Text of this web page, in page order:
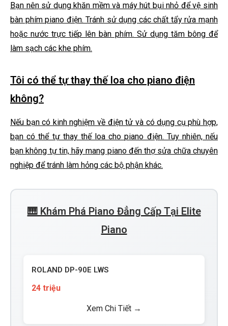
Bạn nên sử dụng khăn mềm và máy hút bụi nhỏ để vệ sinh
bàn phím piano điện. Tránh sử dụng các chất tẩy rửa mạnh
hoặc nước trực tiếp lên bàn phím. Sử dụng tăm bông để
làm sạch các khe phím.
Tôi có thể tự thay thế loa cho piano điện
không?
Nếu bạn có kinh nghiệm về điện tử và có dụng cụ phù hợp,
bạn có thể tự thay thế loa cho piano điện. Tuy nhiên, nếu
bạn không tự tin, hãy mang piano đến thợ sửa chữa chuyên
nghiệp để tránh làm hỏng các bộ phận khác.
🎹 Khám Phá Piano Đẳng Cấp Tại Elite
Piano
ROLAND DP-90E LWS
24 triệu
Xem Chi Tiết →